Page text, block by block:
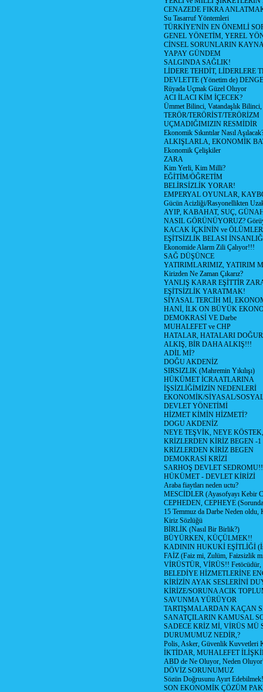
CENAZEDE FIKRA
Su Tasarruf Yöntemleri
TÜRKİYE'NİN EN ÖNEMLİ
GENEL YÖNETİM, YEREL
CİNSEL SORUNLARIN
YAPAY GÜNDEM
SALGINDA SAĞLIK!
LİDERE TEHDİT, LİDERLERE
DEVLETTE (Yönetim de)
Rüyada Uçmak Güzel Oluyor
ACI İLACI KİM İÇECEK?
Ümmet Bilinci, Vatandaşlık
TERÖR/TERÖRİST/TERÖRİZM
UÇMADIĞIMIZIN RESMİDİR
Ekonomik Sıkıntılar Nasıl
ALKIŞLARLA, EKONOMİK
Ekonomik Çelişkiler
ZARA
Kim Yerli, Kim Milli?
EĞİTİM/ÖĞRETİM
BELİRSİZLİK YORAR!
EMPERYAL OYUNLAR,
Gücün Acizliği/Rasyonellikten
AYIP, KABAHAT, SUÇ,
NASIL GÖRÜNÜYORUZ?
KACAK İÇKİNİN ve
EŞİTSİZLİK BELASI
Ekonomide Alarm Zili Çalıyor!!!
SAĞ DÜŞÜNCE
YATIRIMLARIMIZ, YATIRIM
Kirizden Ne Zaman Çıkarız?
YANLIŞ KARAR EŞİTTİR
EŞİTSİZLİK YARATMAK!
SİYASAL TERCİH Mİ,
HANİ, İLK ON BÜYÜK
DEMOKRASİ VE Darbe
MUHALEFET ve CHP
HATALAR, HATALARI
ALKIŞ, BİR DAHA ALKIŞ!!!
ADİL Mİ?
DOĞU AKDENİZ
SIRSIZLIK (Mahremin Yıkılışı)
HÜKÜMET İCRAATLARINA
İŞSİZLİĞİMİZİN NEDENLERİ
EKONOMİK/SİYASAL/
DEVLET YÖNETİMİ
HİZMET KİMİN HİZMETİ?
DOGU AKDENİZ
NEYE TEŞVİK, NEYE
KRİZLERDEN KİRİZ BEGEN -1
KRİZLERDEN KİRİZ BEGEN
DEMOKRASİ KRİZİ
SARHOŞ DEVLET SEDROMU!!
HÜKÜMET - DEVLET KİRİZİ
Araba fiaytları neden uctu?
MESCİDLER (Ayasofyayı Kebir
CEPHEDEN, CEPHEYE
15 Temmuz da Darbe Neden oldu,
Kiriz Sözlüğü
BİRLİK (Nasıl Bir Birlik?)
BÜYÜRKEN, KÜÇÜLMEK!!
KADININ HUKUKİ EŞİTLİĞİ
FAİZ (Faiz mi, Zulüm, Faizsizlik
VİRÜSTÜR, VİRÜS!! Fetöcüdür,
BELEDİYE HİZMETLERİNE
KİRİZİN AYAK SESLERİNİ
KİRİZE/SORUNA ACIK
SAVUNMA YÜRÜYOR
TARTIŞMALARDAN KAÇAN
SANATÇILARIN KAMUSAL
SADECE KRİZ Mİ, VİRÜS MÜ
DURUMUMUZ NEDİR,?
Polis, Asker, Güvenlik Kuvvetleri
İKTİDAR, MUHALEFET
ABD de Ne Oluyor, Neden
DÖVİZ SORUNUMUZ
Sözün Doğrusunu Ayırt Edebilmek!
SON EKONOMİK ÇÖZÜM